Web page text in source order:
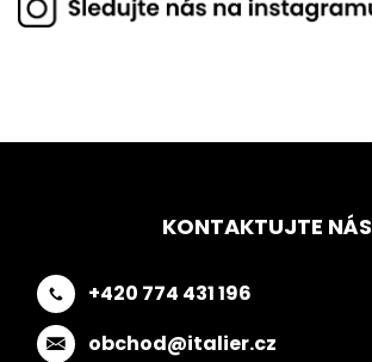
KONTAKTUJTE NÁS
+420 774 431 196
obchod@italier.cz